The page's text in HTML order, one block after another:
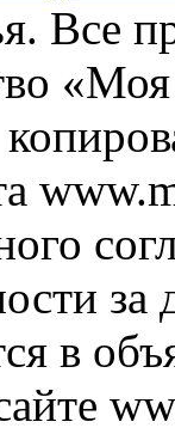
Все
в